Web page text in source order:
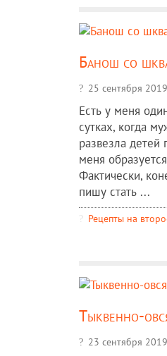
Банош со
25 сентября 2019
Есть у меня
сутках, когда
развезла детей
меня
Фактически,
пишу стать ...
Рецепты на
Тыквенно-
23 сентября 2019